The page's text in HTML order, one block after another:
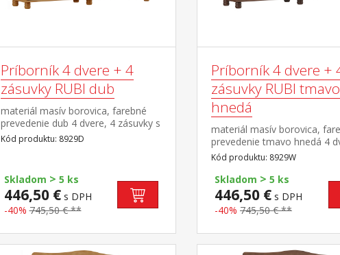
Príborník 4 dvere + 4
zásuvky RUBI dub
materiál masív borovica, farebné
prevedenie dub 4 dvere, 4 zásuvky s
kovovými pojazdmi, 2 police
Kód produktu: 8929D
Skladom > 5 ks
446,50 €s DPH
-40% 745,50 € **
Príborník 4 dvere +
zásuvky RUBI tmavo
hnedá
materiál masív borovica,
prevedenie tmavo hnedá 4
zásuvky s kovovými
police
Kód produktu: 8929W
Skladom > 5 ks
446,50 € s DPH
-40% 745,50 € **